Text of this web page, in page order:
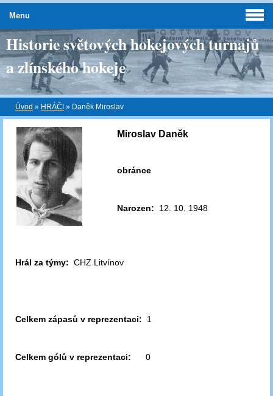
Historie světových hokejových turnajů
a zlínského hokeje
Úvod » HRÁČI » Daněk Miroslav
Miroslav Daněk
obránce
Narozen: 12. 10. 1948
Hrál za týmy: CHZ Litvínov
Celkem zápasů v reprezentaci: 1
Celkem gólů v reprezentaci: 0
Menu